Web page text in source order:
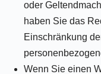
oder
haben Sie das
Einschränkung
Wenn Sie einen